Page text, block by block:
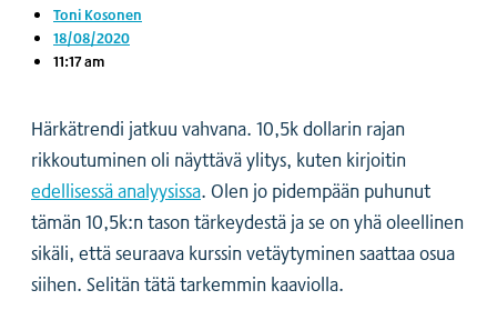
Toni Kosonen
18/08/2020
11:17 am
Härkätrendi jatkuu vahvana. 10,5k dollarin rajan
rikkoutuminen oli näyttävä ylitys, kuten kirjoitin
edellisessä analyysissa. Olen jo pidempään puhunut
tämän 10,5k:n tason tärkeydestä ja se on yhä oleellinen
sikäli, että seuraava kurssin vetäytyminen saattaa osua
siihen. Selitän tätä tarkemmin kaaviolla.